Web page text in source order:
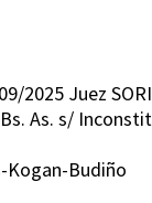
2025 Juez
As. s/
Kogan-Budiño